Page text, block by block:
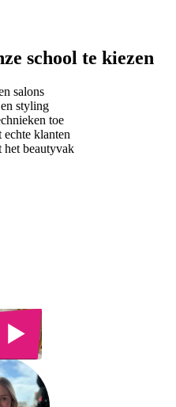
school te kiezen
salons
styling
toe
klanten
het beautyvak